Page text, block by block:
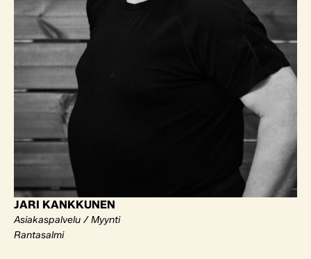
JARI KANKKUNEN
Asiakaspalvelu / Myynti
Rantasalmi